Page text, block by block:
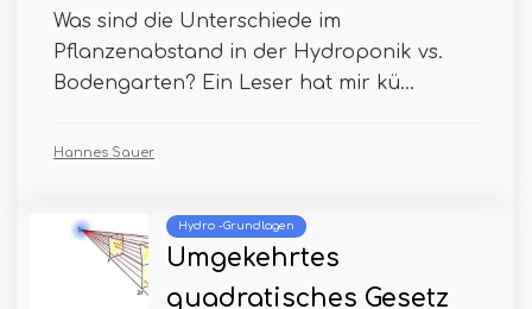
Was sind die Unterschiede im
Pflanzenabstand in der Hydroponik vs.
Bodengarten? Ein Leser hat mir kü...
Hannes Sauer
Hydro -Grundlagen
Umgekehrtes
quadratisches Gesetz